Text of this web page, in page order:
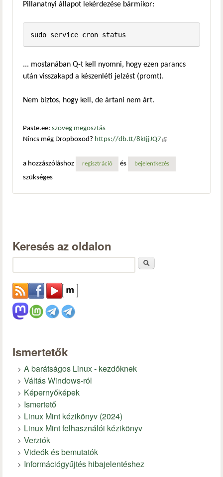
Pillanatnyi állapot lekérdezése bármikor:
... mostanában Q-t kell nyomni, hogy ezen parancs
után visszakapd a készenléti jelzést (promt).
Nem biztos, hogy kell, de ártani nem árt.
Paste.ee: szöveg megosztás
Nincs még Dropboxod? https://db.tt/8kIjjJQ7 (külső
a hozzászóláshoz
regisztráció és bejelentkezés
szükséges
Keresés az oldalon
Ismertetők
A barátságos Linux - kezdőknek
Váltás Windows-ról
Képernyőképek
Ismertető
Linux Mint kézikönyv (2024)
Linux Mint felhasználói kézikönyv
Verziók
Videók és bemutatók
Információgyűjtés hibajelentéshez